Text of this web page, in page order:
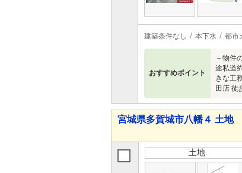
建築条件なし 本下水 都市
おすすめポイント
－物件
途私道
きな工
田店
宮城県多賀城市八幡４ 土地
土地